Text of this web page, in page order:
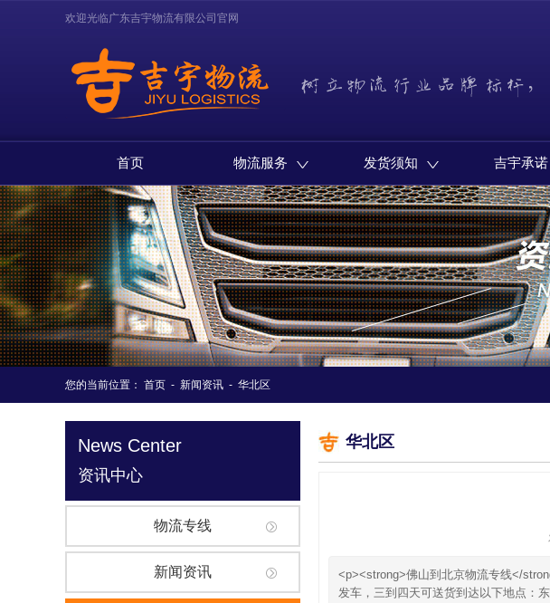
欢迎光临广东吉宇物流有限公司官网
首页 物流服务 发货须知 吉宇承诺
您的当前位置： 首页 - 新闻资讯 - 华北区
News Center
资讯中心
物流专线
新闻资讯
华北区
<p><strong>佛山到北京物流专线</
发车，三到四天可送货到达以下地点：